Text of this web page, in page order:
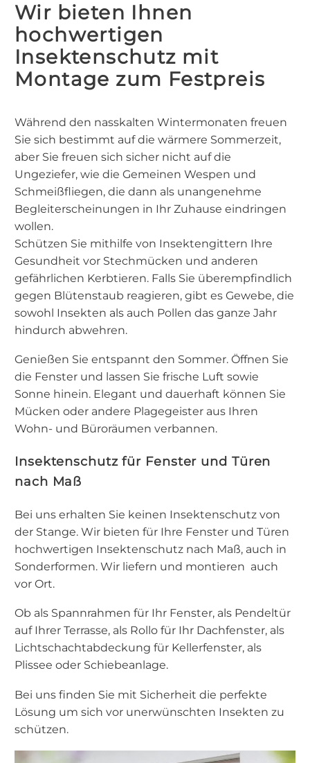
Wir bieten Ihnen
hochwertigen
Insektenschutz mit
Montage zum Festpreis
Während den nasskalten Wintermonaten freuen
Sie sich bestimmt auf die wärmere Sommerzeit,
aber Sie freuen sich sicher nicht auf die
Ungeziefer, wie die Gemeinen Wespen und
Schmeißfliegen, die dann als unangenehme
Begleiterscheinungen in Ihr Zuhause eindringen
wollen.
Schützen Sie mithilfe von Insektengittern Ihre
Gesundheit vor Stechmücken und anderen
gefährlichen Kerbtieren. Falls Sie überempfindlich
gegen Blütenstaub reagieren, gibt es Gewebe, die
sowohl Insekten als auch Pollen das ganze Jahr
hindurch abwehren.
Genießen Sie entspannt den Sommer. Öffnen Sie
die Fenster und lassen Sie frische Luft sowie
Sonne hinein. Elegant und dauerhaft können Sie
Mücken oder andere Plagegeister aus Ihren
Wohn- und Büroräumen verbannen.
Insektenschutz für Fenster und Türen
nach Maß
Bei uns erhalten Sie keinen Insektenschutz von
der Stange. Wir bieten für Ihre Fenster und Türen
hochwertigen Insektenschutz nach Maß, auch in
Sonderformen. Wir liefern und montieren auch
vor Ort.
Ob als Spannrahmen für Ihr Fenster, als Pendeltür
auf Ihrer Terrasse, als Rollo für Ihr Dachfenster, als
Lichtschachtabdeckung für Kellerfenster, als
Plissee oder Schiebeanlage.
Bei uns finden Sie mit Sicherheit die perfekte
Lösung um sich vor unerwünschten Insekten zu
schützen.